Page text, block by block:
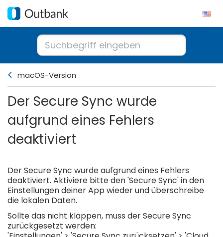
macOS-Version
Der Secure Sync wurde
aufgrund eines Fehlers
deaktiviert
Der Secure Sync wurde aufgrund eines Fehlers
deaktiviert. Aktiviere bitte den 'Secure Sync' in den
Einstellungen deiner App wieder und überschreibe
die lokalen Daten.
Sollte das nicht klappen, muss der Secure Sync
zurückgesetzt werden: